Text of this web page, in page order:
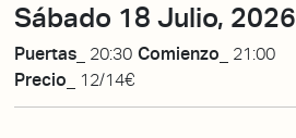
Sábado 18 Julio, 2026
Puertas_ 20:30 Comienzo_ 21:00
Precio_
12/14€